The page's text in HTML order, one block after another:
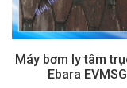
Máy bơm ly tâm
Ebara